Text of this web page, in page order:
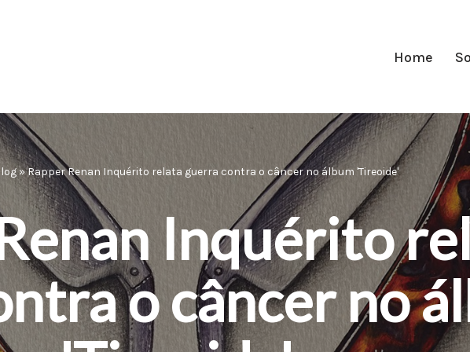
Home
»Rapper Renan Inquérito relata guerra contra o câncer no álbum 'Tireoide'
Inquérito
o câncer no